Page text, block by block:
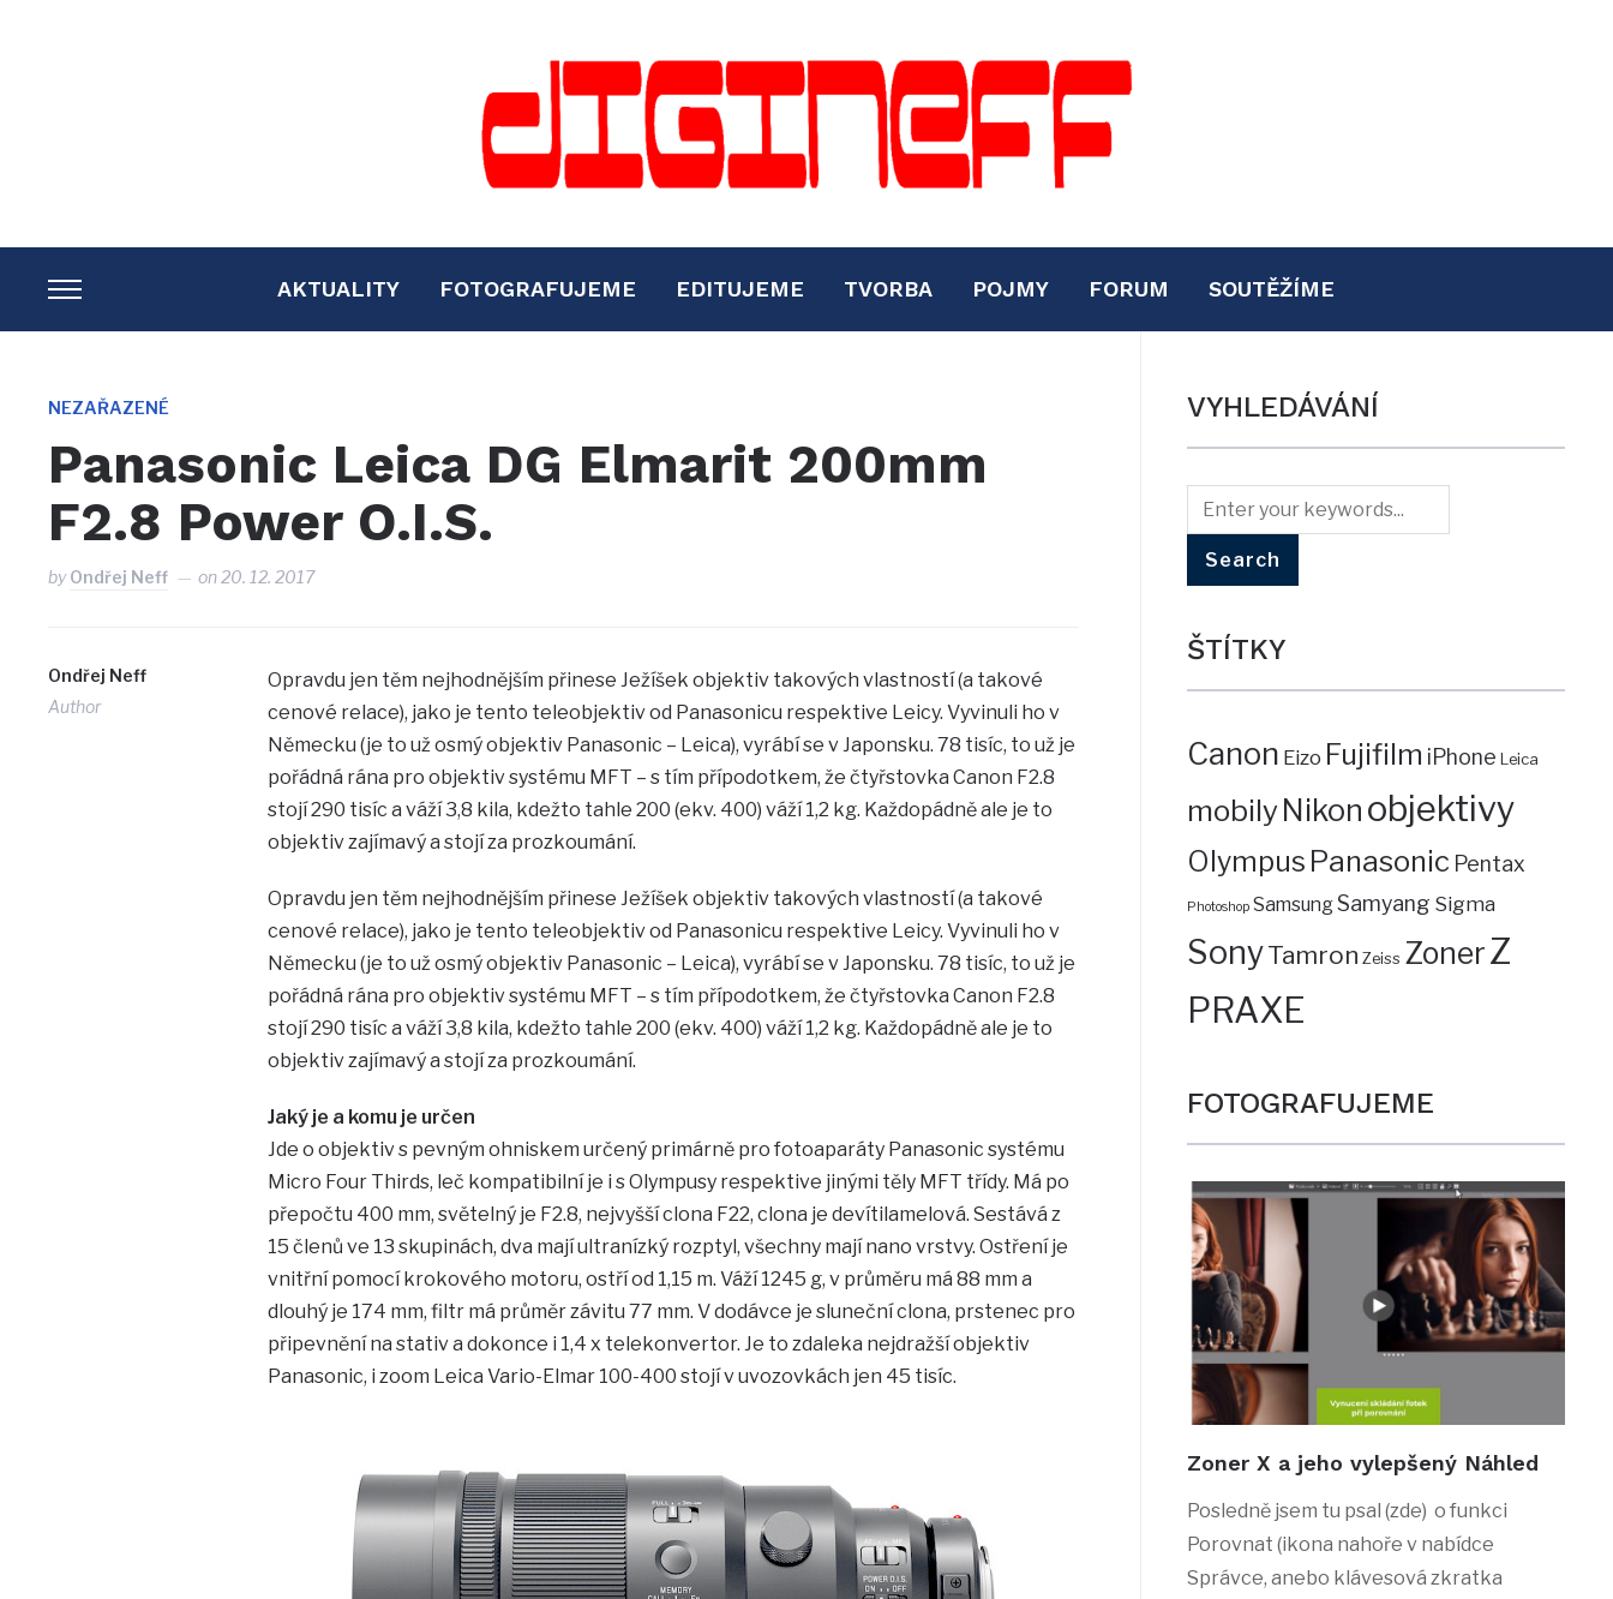
TOGGLE
SIDEBAR
NAVIGATION
AKTUALITY FOTOGRAFUJEME EDITUJEME TVORBA POJMY FORUM SOUTĚŽÍME
NEZAŘAZENÉ
Panasonic Leica DG Elmarit 200mm
F2.8 Power O.I.S.
byOndřej Neff on20. 12. 2017
Ondřej Neff
Author
Opravdu jen těm nejhodnějším přinese Ježíšek objektiv takových vlastností (a takové
cenové relace), jako je tento teleobjektiv od Panasonicu respektive Leicy. Vyvinuli ho v
Německu (je to už osmý objektiv Panasonic – Leica), vyrábí se v Japonsku. 78 tisíc, to už je
pořádná rána pro objektiv systému MFT – s tím přípodotkem, že čtyřstovka Canon F2.8
stojí 290 tisíc a váží 3,8 kila, kdežto tahle 200 (ekv. 400) váží 1,2 kg. Každopádně ale je to
objektiv zajímavý a stojí za prozkoumání.
Opravdu jen těm nejhodnějším přinese Ježíšek objektiv takových vlastností (a takové
cenové relace), jako je tento teleobjektiv od Panasonicu respektive Leicy. Vyvinuli ho v
Německu (je to už osmý objektiv Panasonic – Leica), vyrábí se v Japonsku. 78 tisíc, to už je
pořádná rána pro objektiv systému MFT – s tím přípodotkem, že čtyřstovka Canon F2.8
stojí 290 tisíc a váží 3,8 kila, kdežto tahle 200 (ekv. 400) váží 1,2 kg. Každopádně ale je to
objektiv zajímavý a stojí za prozkoumání.
Jaký je a komu je určen
Jde o objektiv s pevným ohniskem určený primárně pro fotoaparáty Panasonic systému
Micro Four Thirds, leč kompatibilní je i s Olympusy respektive jinými těly MFT třídy. Má po
přepočtu 400 mm, světelný je F2.8, nejvyšší clona F22, clona je devítilamelová. Sestává z
15 členů ve 13 skupinách, dva mají ultranízký rozptyl, všechny mají nano vrstvy. Ostření je
vnitřní pomocí krokového motoru, ostří od 1,15 m. Váží 1245 g, v průměru má 88 mm a
dlouhý je 174 mm, filtr má průměr závitu 77 mm. V dodávce je sluneční clona, prstenec pro
připevnění na stativ a dokonce i 1,4 x telekonvertor. Je to zdaleka nejdražší objektiv
Panasonic, i zoom Leica Vario-Elmar 100-400 stojí v uvozovkách jen 45 tisíc.
VYHLEDÁVÁNÍ
ŠTÍTKY
Canon Eizo Fujifilm iPhone Leica
mobilyNikon objektivy
Olympus Panasonic Pentax
Photoshop SamsungSamyang Sigma
SonyTamron Zeiss ZonerZ
PRAXE
FOTOGRAFUJEME
Zoner X a jeho vylepšený Náhled
Posledně jsem tu psal (zde) o funkci
Porovnat (ikona nahoře v nabídce
Správce, anebo klávesová zkratka